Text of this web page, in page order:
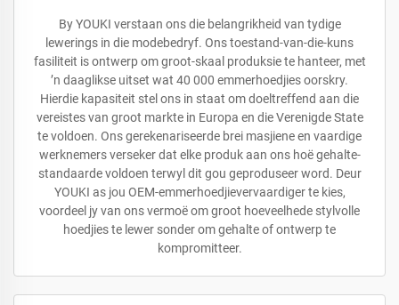
By YOUKI verstaan ons die belangrikheid van tydige
lewerings in die modebedryf. Ons toestand-van-die-kuns
fasiliteit is ontwerp om groot-skaal produksie te hanteer, met
’n daaglikse uitset wat 40 000 emmerhoedjies oorskry.
Hierdie kapasiteit stel ons in staat om doeltreffend aan die
vereistes van groot markte in Europa en die Verenigde State
te voldoen. Ons gerekenariseerde brei masjiene en vaardige
werknemers verseker dat elke produk aan ons hoë gehalte-
standaarde voldoen terwyl dit gou geproduseer word. Deur
YOUKI as jou OEM-emmerhoedjievervaardiger te kies,
voordeel jy van ons vermoë om groot hoeveelhede stylvolle
hoedjies te lewer sonder om gehalte of ontwerp te
kompromitteer.